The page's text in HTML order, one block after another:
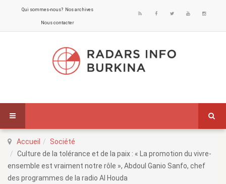
Qui sommes-nous? Nos archives
Nous contacter
Accueil
Société
Culture de la tolérance et de la paix : « La promotion du vivre-
ensemble est vraiment notre rôle », Abdoul Ganio Sanfo, chef
des programmes de la radio Al Houda